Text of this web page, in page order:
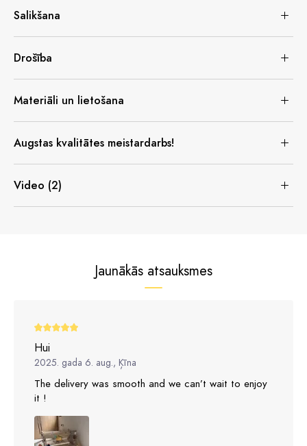
Salikšana
Drošība
Materiāli un lietošana
Augstas kvalitātes meistardarbs!
Video (2)
Jaunākās atsauksmes
Hui
2025. gada 6. aug., Ķīna
The delivery was smooth and we can’t wait to enjoy
it !